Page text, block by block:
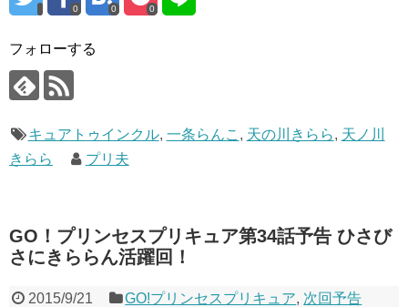
0 0 0
フォローする
キュアトゥインクル, 一条らんこ , 天の川きらら, 天ノ川
きらら
プリ夫
GO！プリンセスプリキュア第34話予告 ひさび
さにきららん活躍回！
2015/9/21 GO!プリンセスプリキュア, 次回予告